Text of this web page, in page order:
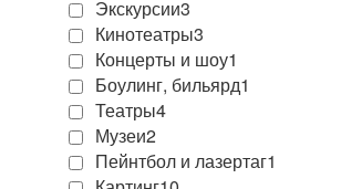
Экскурсии3
Кинотеатры3
Концерты и шоу1
Боулинг, бильярд1
Театры4
Музеи2
Пейнтбол и лазертаг1